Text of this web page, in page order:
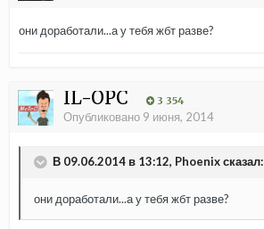
они доработали...а у тебя жбт разве?
IL-OPC 3 354
Опубликовано 9 июня, 2014
В 09.06.2014 в 13:12, Phoenix сказал:
они доработали...а у тебя жбт разве?